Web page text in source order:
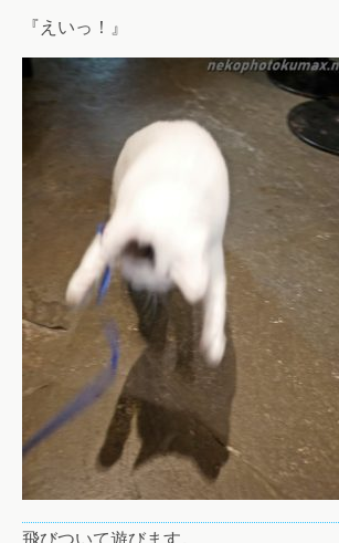
『えいっ！』